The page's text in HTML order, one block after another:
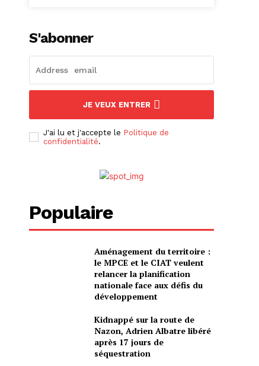
S'abonner
JE VEUX ENTRER
J'ai lu et j'accepte le Politique de
confidentialité.
Populaire
Aménagement du territoire :
le MPCE et le CIAT veulent
relancer la planification
nationale face aux défis du
développement
Kidnappé sur la route de
Nazon, Adrien Albatre libéré
après 17 jours de
séquestration